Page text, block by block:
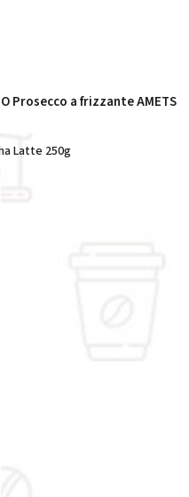
Prosecco a frizzante AMETS
Latte 250g